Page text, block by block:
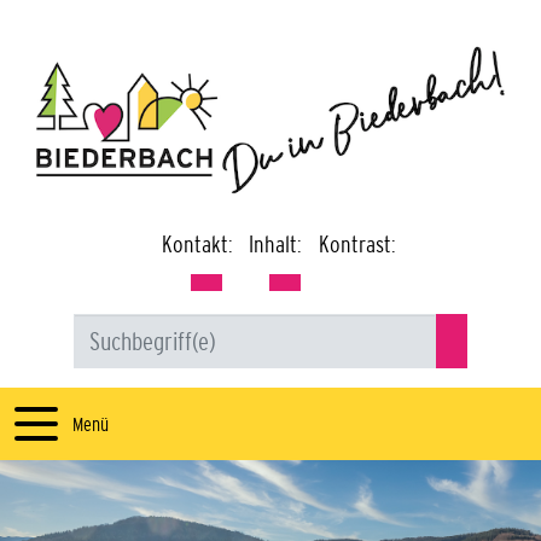
Kontakt: Inhalt: Kontrast:
Menü